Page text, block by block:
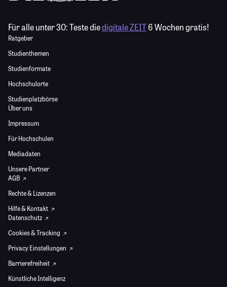
Für alle unter 30:Teste diedigitale ZEIT6 Wochen gratis!
Ratgeber
Studienthemen
Studienformate
Hochschulorte
Studienplatzbörse
Über uns
Impressum
Für Hochschulen
Mediadaten
Unsere Partner
AGB
Rechte & Lizenzen
Hilfe & Kontakt
Datenschutz
Cookies & Tracking
Privacy Einstellungen
Barrierefreiheit
Künstliche Intelligenz